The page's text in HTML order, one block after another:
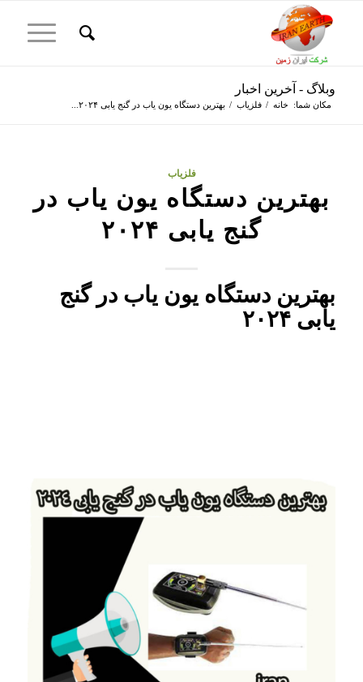
وبلاگ - آخرین اخبار
مکان شما: خانه / فلزیاب / بهترین دستگاه یون‌ یاب در گنج‌ یابی ۲۰۲۴...
فلزیاب
بهترین دستگاه یون‌ یاب در
گنج‌ یابی ۲۰۲۴
بهترین دستگاه یون‌ یاب در گنج‌
یابی ۲۰۲۴